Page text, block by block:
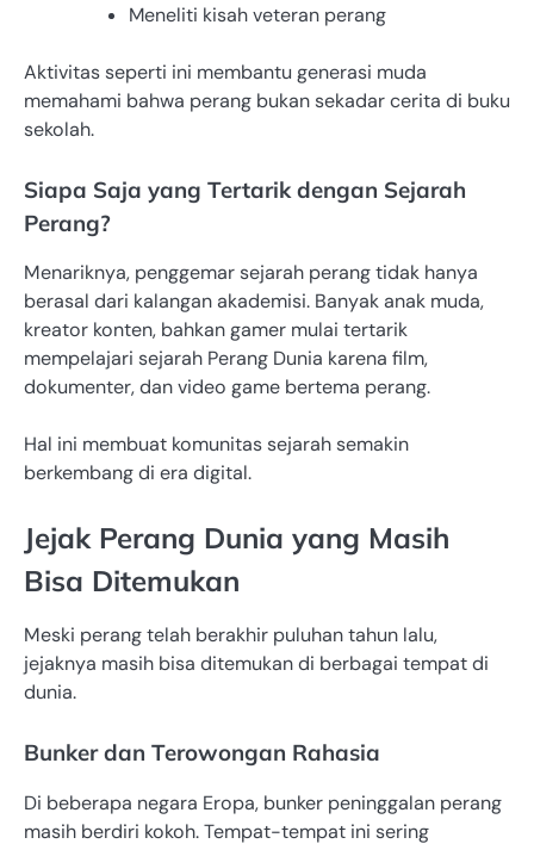
Meneliti kisah veteran perang
Aktivitas seperti ini membantu generasi muda
memahami bahwa perang bukan sekadar cerita di buku
sekolah.
Siapa Saja yang Tertarik dengan Sejarah
Perang?
Menariknya, penggemar sejarah perang tidak hanya
berasal dari kalangan akademisi. Banyak anak muda,
kreator konten, bahkan gamer mulai tertarik
mempelajari sejarah Perang Dunia karena film,
dokumenter, dan video game bertema perang.
Hal ini membuat komunitas sejarah semakin
berkembang di era digital.
Jejak Perang Dunia yang Masih
Bisa Ditemukan
Meski perang telah berakhir puluhan tahun lalu,
jejaknya masih bisa ditemukan di berbagai tempat di
dunia.
Bunker dan Terowongan Rahasia
Di beberapa negara Eropa, bunker peninggalan perang
masih berdiri kokoh. Tempat-tempat ini sering